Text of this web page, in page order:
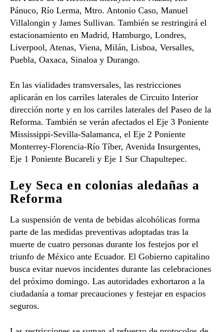
Pánuco, Río Lerma, Mtro. Antonio Caso, Manuel
Villalongin y James Sullivan. También se restringirá el
estacionamiento en Madrid, Hamburgo, Londres,
Liverpool, Atenas, Viena, Milán, Lisboa, Versalles,
Puebla, Oaxaca, Sinaloa y Durango.
En las vialidades transversales, las restricciones
aplicarán en los carriles laterales de Circuito Interior
dirección norte y en los carriles laterales del Paseo de la
Reforma. También se verán afectados el Eje 3 Poniente
Mississippi-Sevilla-Salamanca, el Eje 2 Poniente
Monterrey-Florencia-Río Tíber, Avenida Insurgentes,
Eje 1 Poniente Bucareli y Eje 1 Sur Chapultepec.
Ley Seca en colonias aledañas a
Reforma
La suspensión de venta de bebidas alcohólicas forma
parte de las medidas preventivas adoptadas tras la
muerte de cuatro personas durante los festejos por el
triunfo de México ante Ecuador. El Gobierno capitalino
busca evitar nuevos incidentes durante las celebraciones
del próximo domingo. Las autoridades exhortaron a la
ciudadanía a tomar precauciones y festejar en espacios
seguros.